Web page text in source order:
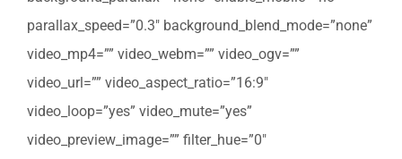
parallax_speed=”0.3″ background_blend_mode=”none”
video_mp4=”” video_webm=”” video_ogv=””
video_url=”” video_aspect_ratio=”16:9″
video_loop=”yes” video_mute=”yes”
video_preview_image=”” filter_hue=”0″